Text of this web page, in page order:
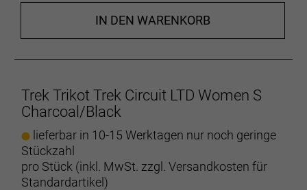
Erweiterte Abdeckung am Rücken
Das verlängerte Rückenteil bietet ausreichend
Abdeckung und sitzt dank Silikongrippern
Drei offene Rückentaschen bieten reichlich Platz für
alles, was du unbedingt dabeihaben musst.
UV50+
Die Materialien des Circuit lassen dich gut aussehen
und bieten einen UV-Schutz von 50+.
IN DEN WARENKORB
Trek Trikot Trek Circuit LTD Women S
Charcoal/Black
lieferbar in 10-15 Werktagen nur noch geringe
Stückzahl
pro Stück (inkl. MwSt. zzgl. Versandkosten für
Standardartikel)